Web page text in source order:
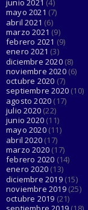
junio 2021 (4)
mayo 2021 (7)
abril 2021 (6)
marzo 2021 (9)
febrero 2021 (9)
enero 2021 (3)
diciembre 2020(8)
noviembre 2020(6)
octubre 2020 (7)
septiembre 2020 (10)
agosto 2020 (17)
julio 2020 (22)
junio 2020 (11)
mayo 2020(11)
abril 2020 (17)
marzo 2020 (17)
febrero 2020 (14)
enero 2020 (13)
diciembre 2019(15)
noviembre 2019(25)
octubre 2019 (21)